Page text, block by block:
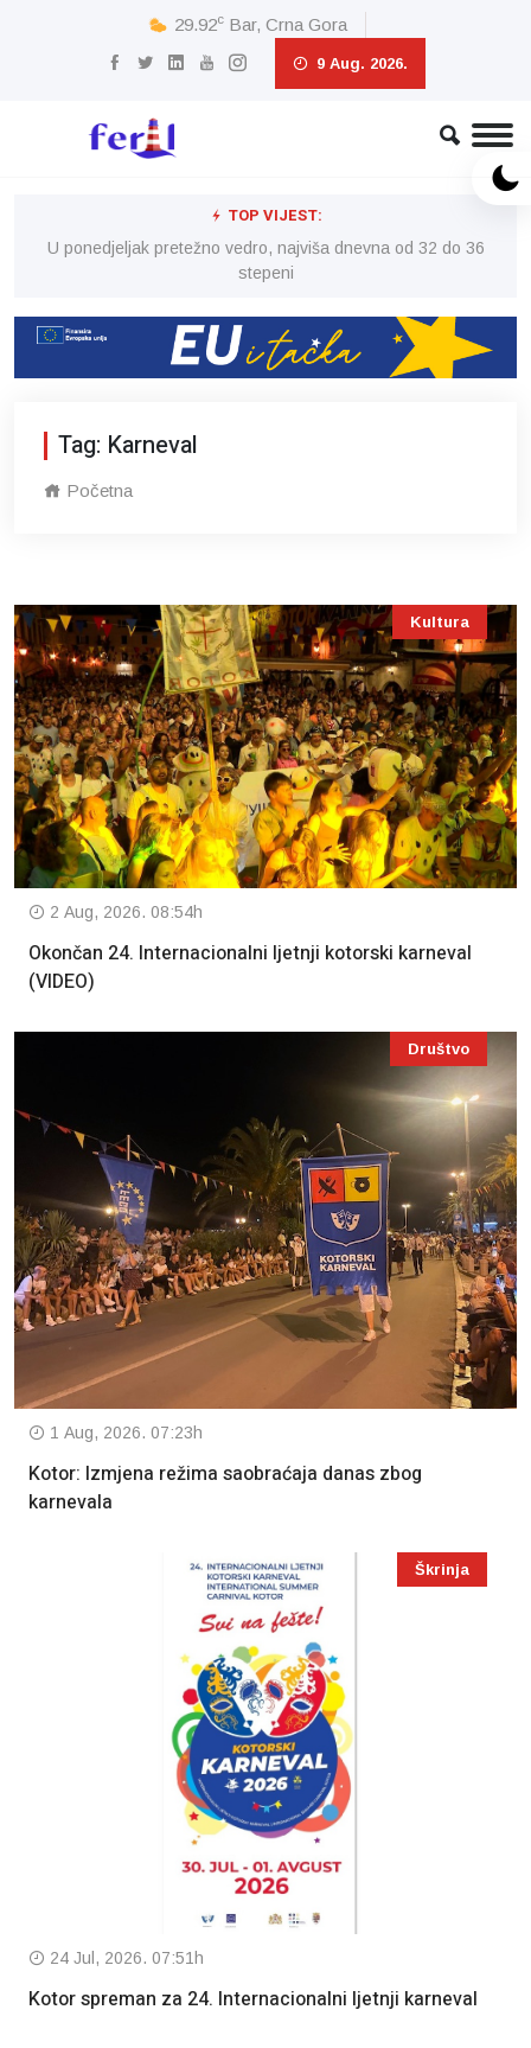
29.92c Bar, Crna Gora
9 Aug. 2026.
TOP VIJEST:
U ponedjeljak pretežno vedro, najviša dnevna od 32 do 36
stepeni
Tag: Karneval
Početna
Kultura
2 Aug, 2026. 08:54h
Okončan 24. Internacionalni ljetnji kotorski karneval
(VIDEO)
Društvo
1 Aug, 2026. 07:23h
Kotor: Izmjena režima saobraćaja danas zbog
karnevala
Škrinja
24 Jul, 2026. 07:51h
Kotor spreman za 24. Internacionalni ljetnji karneval